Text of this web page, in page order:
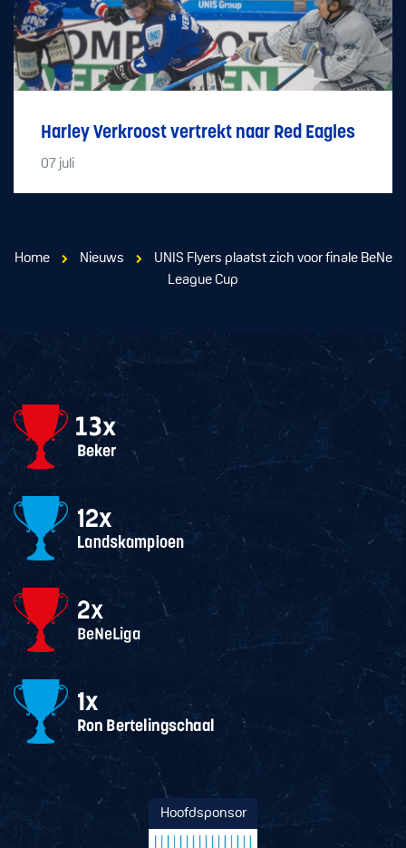
Harley Verkroost vertrekt naar Red Eagles
07 juli
Home Nieuws
UNIS Flyers plaatst zich voor finale BeNe
League Cup
Hoofdsponsor